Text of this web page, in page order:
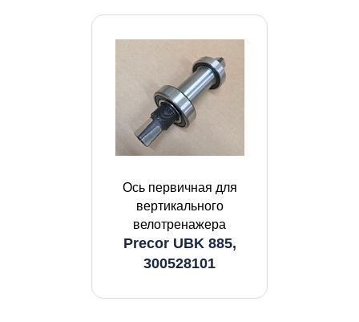
Ось первичная для
вертикального
велотренажера
Precor UBK 885,
300528101